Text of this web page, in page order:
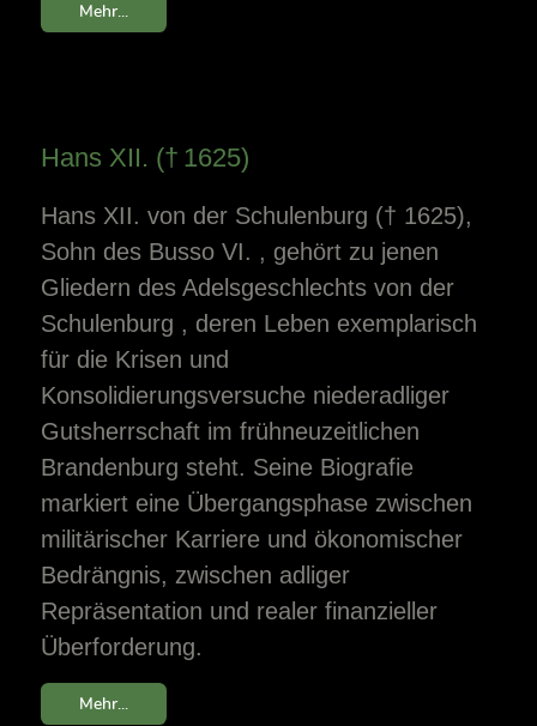
Mehr...
Hans XII. († 1625)
Hans XII. von der Schulenburg († 1625),
Sohn des Busso VI. , gehört zu jenen
Gliedern des Adelsgeschlechts von der
Schulenburg , deren Leben exemplarisch
für die Krisen und
Konsolidierungsversuche niederadliger
Gutsherrschaft im frühneuzeitlichen
Brandenburg steht. Seine Biografie
markiert eine Übergangsphase zwischen
militärischer Karriere und ökonomischer
Bedrängnis, zwischen adliger
Repräsentation und realer finanzieller
Überforderung.
Mehr...